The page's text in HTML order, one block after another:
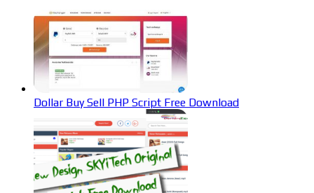
Dollar Buy Sell PHP Script Free Download